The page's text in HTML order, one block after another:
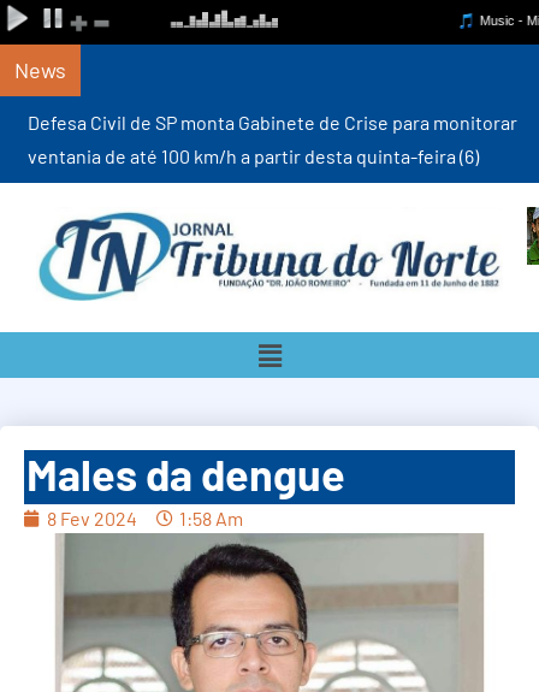
News
Defesa Civil de SP monta Gabinete de Crise para monitorar
ventania de até 100 km/h a partir desta quinta-feira (6)
Males da dengue
8 Fev 2024 1:58 Am